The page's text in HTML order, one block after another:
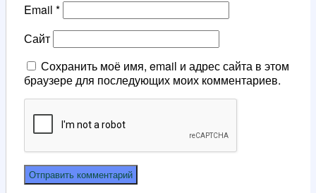
Email *
Сайт
Сохранить моё имя, email и адрес сайта в этом
браузере для последующих моих комментариев.